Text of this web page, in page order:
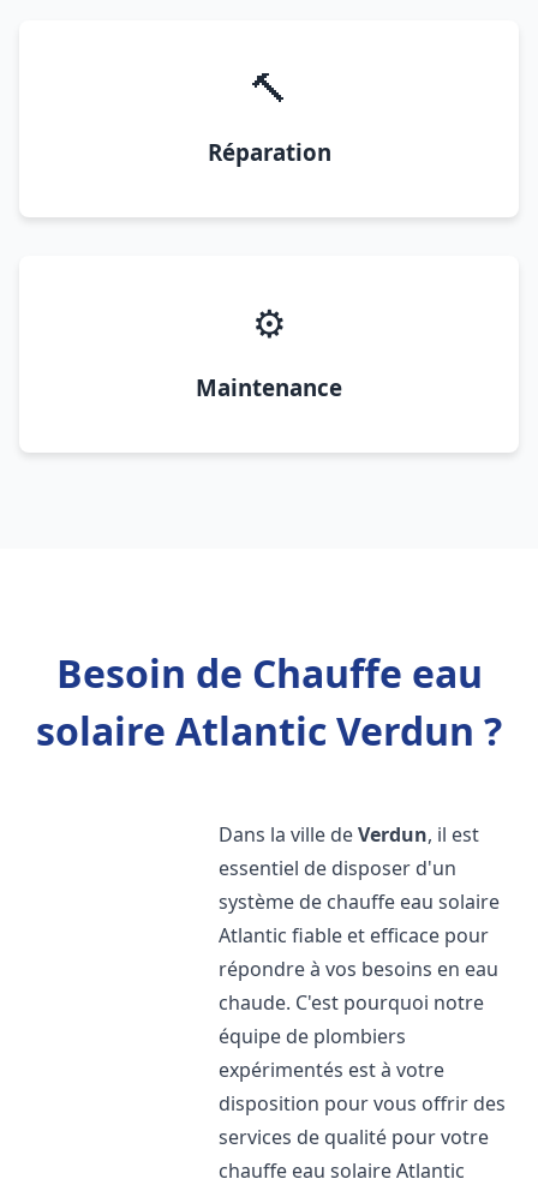
🔨
Réparation
⚙️
Maintenance
Besoin de Chauffe eau
solaire Atlantic Verdun ?
Dans la ville deVerdun, il est
essentiel de disposer d'un
système de chauffe eau solaire
Atlantic fiable et efficace pour
répondre à vos besoins en eau
chaude. C'est pourquoi notre
équipe de plombiers
expérimentés est à votre
disposition pour vous offrir des
services de qualité pour votre
chauffe eau solaire Atlantic